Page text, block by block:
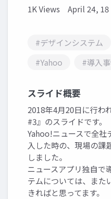
1K Views April 24, 18
#デザインシステム
#Yahoo
#導入
スライド概要
2018年4月20日に行わ
#3』のスライドです。
Yahoo!ニュースで全
入した時の、現場の課
しました。
ニュースアプリ独自で
テムについては、また
きればと思ってます。